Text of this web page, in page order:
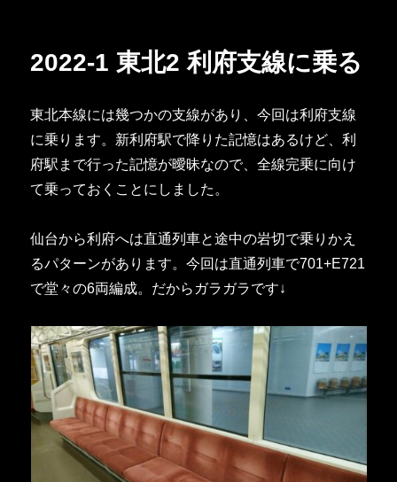
2022-1 東北2 利府支線に乗る
東北本線には幾つかの支線があり、今回は利府支線
に乗ります。新利府駅で降りた記憶はあるけど、利
府駅まで行った記憶が曖昧なので、全線完乗に向け
て乗っておくことにしました。
仙台から利府へは直通列車と途中の岩切で乗りかえ
るパターンがあります。今回は直通列車で701+E721
で堂々の6両編成。だからガラガラです↓